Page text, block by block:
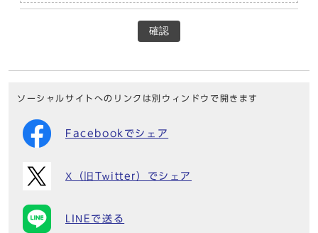
確認
ソーシャルサイトへのリンクは別ウィンドウで開きます
Facebookでシェア
X（旧Twitter）でシェア
LINEで送る